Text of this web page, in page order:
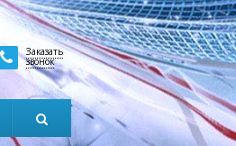
Заказать
звонок